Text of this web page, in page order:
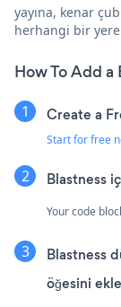
yayına, kenar
herhangi bir
How To Add
Create a
Start for free
Blastness
Your code
Blastness
öğesini